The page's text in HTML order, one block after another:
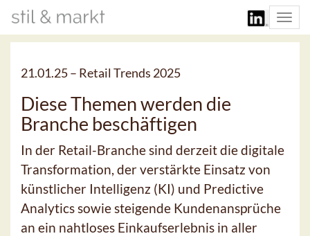
21.01.25 – Retail Trends 2025
Diese Themen werden die
Branche beschäftigen
In der Retail-Branche sind derzeit die digitale
Transformation, der verstärkte Einsatz von
künstlicher Intelligenz (KI) und Predictive
Analytics sowie steigende Kundenansprüche
an ein nahtloses Einkaufserlebnis in aller